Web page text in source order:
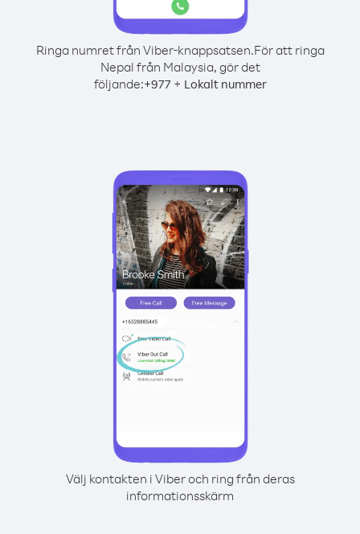
Ringa numret från Viber-knappsatsen.För att ringa
Nepal från Malaysia, gör det
följande:+977+ Lokalt nummer
Välj kontakten i Viber och ring från deras
informationsskärm